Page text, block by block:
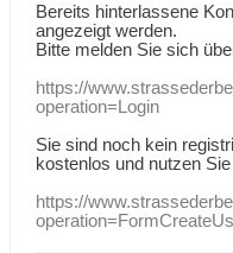
Bereits hinterlassene
angezeigt werden.
Bitte melden Sie sich
https://
operation=Login
Sie sind noch kein
kostenlos und nutzen
https://